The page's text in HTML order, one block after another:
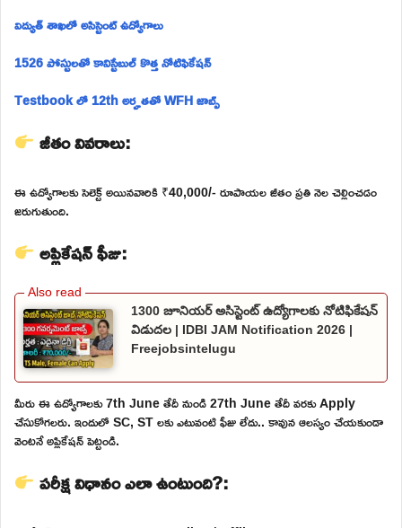
విద్యుత్ శాఖలో అసిస్టెంట్ ఉద్యోగాలు
1526 పోస్టులతో కానిస్టేబుల్ కొత్త నోటిఫికేషన్
Testbook లో 12th అర్హతతో WFH జాబ్స్
జీతం వివరాలు:
ఈ ఉద్యోగాలకు సెలెక్ట్ అయినవారికి ₹40,000/- రూపాయల జీతం ప్రతి నెల చెల్లించడం
జరుగుతుంది.
అప్లికేషన్ ఫీజు:
1300 జూనియర్ అసిస్టెంట్ ఉద్యోగాలకు నోటిఫికేషన్
విడుదల | IDBI JAM Notification 2026 |
Freejobsintelugu
మీరు ఈ ఉద్యోగాలకు 7th June తేదీ నుండి 27th June తేదీ వరకు Apply
చేసుకోగలరు. ఇందులో SC, ST లకు ఎటువంటి ఫీజు లేదు.. కావున ఆలస్యం చేయకుండా
వెంటనే అప్లికేషన్ పెట్టండి.
పరీక్ష విధానం ఎలా ఉంటుంది?: